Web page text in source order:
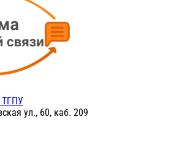
ТГПУ
ул., 60, каб. 209